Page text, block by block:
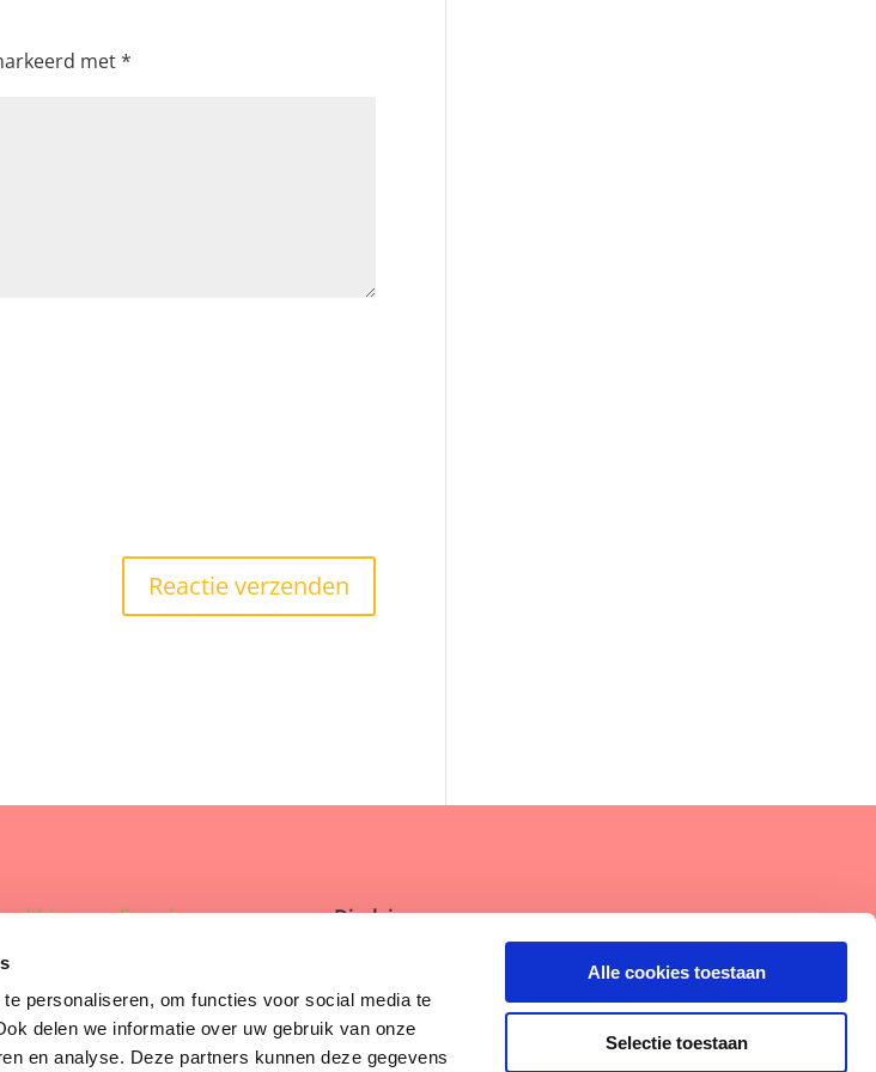
personaliseren, om functies voor social media te
delen we informatie over uw gebruik van onze
en analyse. Deze partners kunnen deze gegevens
Alle cookies toestaan
Selectie toestaan
met*
Disclaimer
Privacybeleid